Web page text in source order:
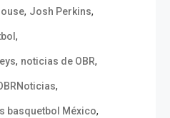
, Josh Perkins,
,
, noticias de OBR,
,
basquetbol México,